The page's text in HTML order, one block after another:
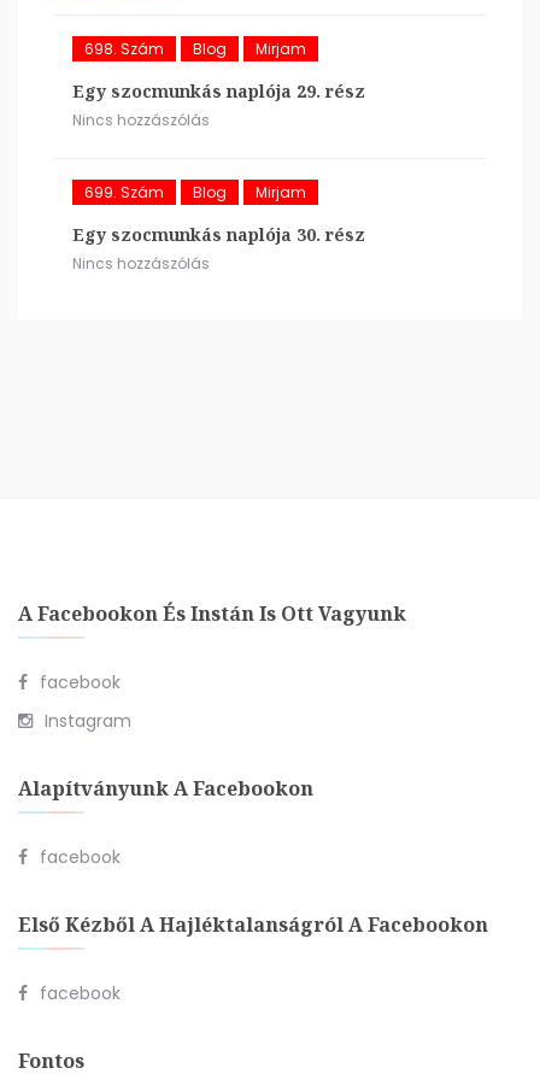
698. Szám Blog Mirjam
Egy szocmunkás naplója 29. rész
Nincs hozzászólás
699. Szám Blog Mirjam
Egy szocmunkás naplója 30. rész
Nincs hozzászólás
A Facebookon És Instán Is Ott Vagyunk
facebook
Instagram
Alapítványunk A Facebookon
facebook
Első Kézből A Hajléktalanságról A Facebookon
facebook
Fontos